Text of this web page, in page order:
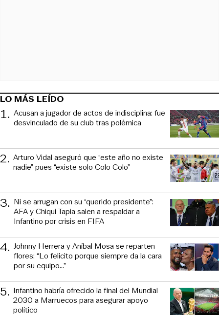
LO MÁS LEÍDO
1. Acusan a jugador de actos de indisciplina: fue
desvinculado de su club tras polémica
2. Arturo Vidal aseguró que “este año no existe
nadie” pues “existe solo Colo Colo”
3. Ni se arrugan con su “querido presidente”:
AFA y Chiqui Tapia salen a respaldar a
Infantino por crisis en FIFA
4. Johnny Herrera y Aníbal Mosa se reparten
flores: “Lo felicito porque siempre da la cara
por su equipo…”
5. Infantino habría ofrecido la final del Mundial
2030 a Marruecos para asegurar apoyo
político